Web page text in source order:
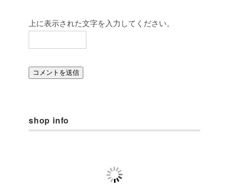
上に表示された文字を入力してください。
shop info